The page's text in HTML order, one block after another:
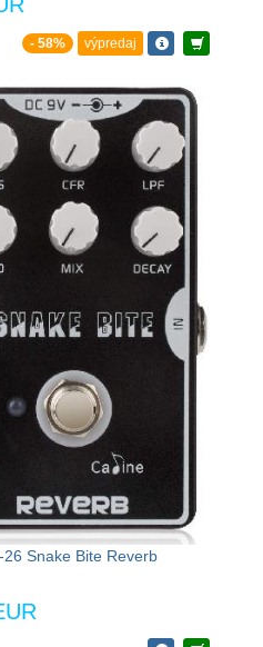
- 58% výpredaj
26 Snake Bite Reverb